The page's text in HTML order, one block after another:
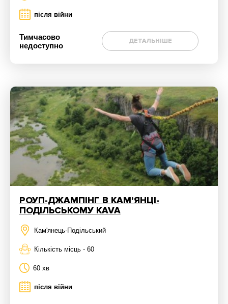
після війни
Тимчасово
недоступно
ДЕТАЛЬНІШЕ
РОУП-ДЖАМПІНГ В КАМ'ЯНЦІ-
ПОДІЛЬСЬКОМУ KAVA
Кам'янець-Подільський
Кількість місць - 60
60 хв
після війни